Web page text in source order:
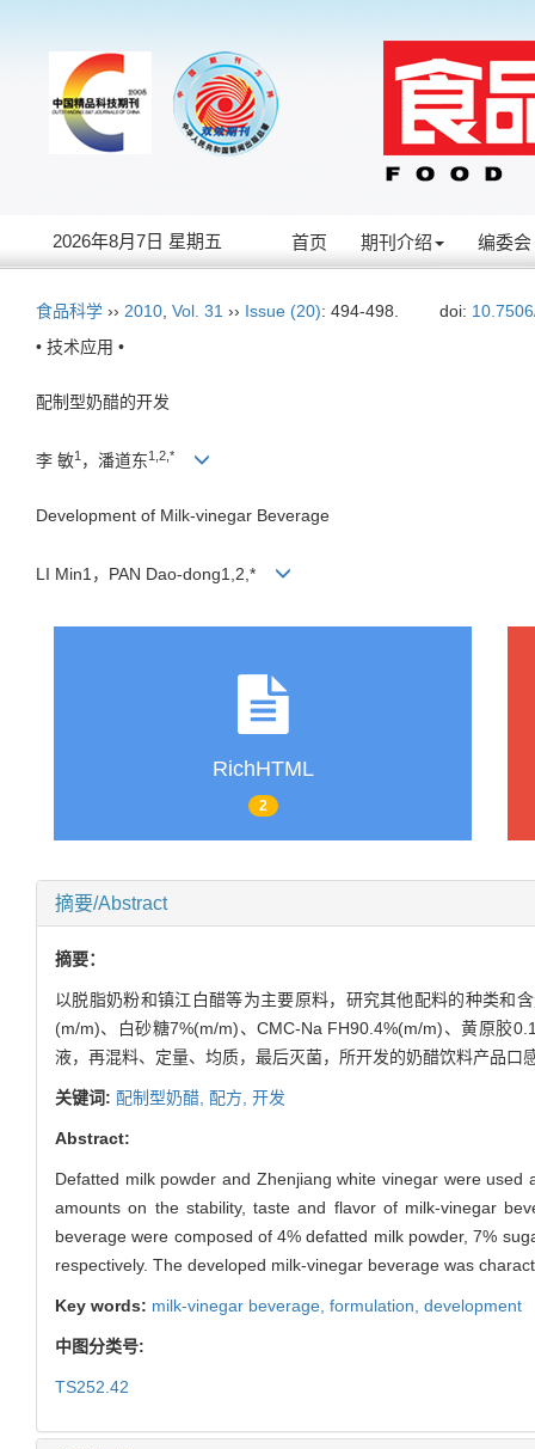
2026年8月7日 星期五 首页 期刊介绍 编委会
食品科学 ›› 2010 Vol. 31 ›› Issue (20): 494-498. doi:
• 技术应用 •
配制型奶醋的开发
李 敏1 ，潘道东1,2,*
Development of Milk-vinegar Beverage
LI Min1，PAN Dao-dong1,2,*
RichHTML
2
摘要/Abstract
摘要：
以脱脂奶粉和镇江白醋等为主要原料，研究其他配料的种类和
(m/m)、白砂糖7%(m/m)、CMC-Na FH90.4%(m/m)、黄原胶
液，再混料、定量、均质，最后灭菌，所开发的奶醋饮料产品
关键词: 配制型奶醋, 配方, 开发
Abstract:
Defatted milk powder and Zhenjiang white vinegar were
amounts on the stability, taste and flavor of milk-vinegar
beverage were composed of 4% defatted milk powder, 7%
respectively. The developed milk-vinegar beverage was
Key words: milk-vinegar beverage, formulation, development
中图分类号:
TS252.42